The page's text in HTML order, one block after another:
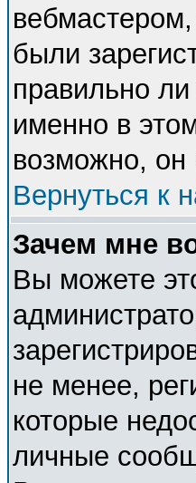
были
правильно
именно в
возможно,
Вернуться к
Зачем мне
Вы можете
не менее,
которые
личные